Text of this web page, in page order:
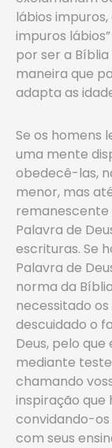
lábios
impuros
por ser a
maneira que
adapta as
Se os homens
uma mente
obedecê-las,
menor, mas
remanescente
Palavra de
escrituras. Se
Palavra de
norma da
necessitado
descuidado o
Deus, pelo
mediante
chamando
inspiração que
convidando-
com seus